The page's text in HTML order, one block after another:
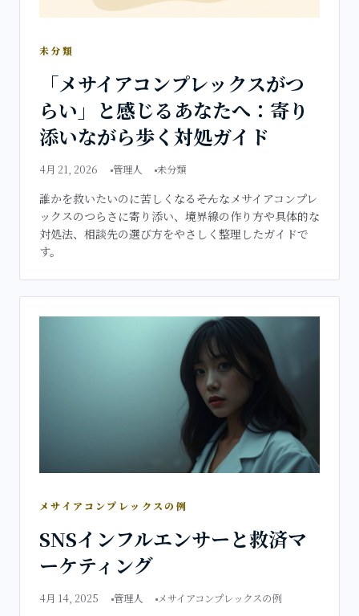
未分類
「メサイアコンプレックスがつ
らい」と感じるあなたへ：寄り
添いながら歩く対処ガイド
4月 21, 2026 管理人 未分類
誰かを救いたいのに苦しくなる――そんなメサイアコンプレ
ックスのつらさに寄り添い、境界線の作り方や具体的な
対処法、相談先の選び方をやさしく整理したガイドで
す。
メサイアコンプレックスの例
SNSインフルエンサーと救済マ
ーケティング
4月 14, 2025 管理人 メサイアコンプレックスの例